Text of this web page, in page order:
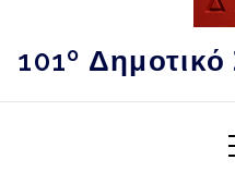
101º